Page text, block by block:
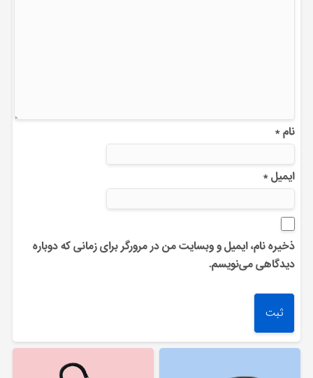
نام*
ایمیل*
ذخیره نام، ایمیل و وبسایت من در مرورگر برای زمانی که دوباره
دیدگاهی می‌نویسم.